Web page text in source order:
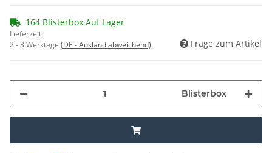
164 Blisterbox Auf Lager
Lieferzeit:
2 - 3 Werktage (DE - Ausland abweichend) Frage zum Artikel
Blisterbox